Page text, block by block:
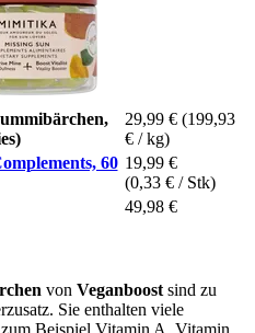
29,99 € (199,93
€ / kg)
60 19,99 €
(0,33 € / Stk)
49,98 €
von Veganboost sind zu
Sie enthalten viele
Beispiel Vitamin A, Vitamin